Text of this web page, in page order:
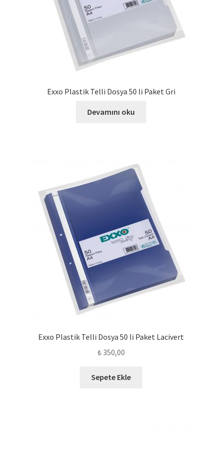
Exxo Plastik Telli Dosya 50 li Paket Gri
Devamını oku
Exxo Plastik Telli Dosya 50 li Paket Lacivert
₺350,00
Sepete Ekle